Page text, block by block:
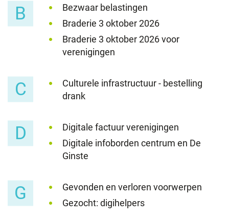
B
Bezwaar belastingen
Braderie 3 oktober 2026
Braderie 3 oktober 2026 voor
verenigingen
C
Culturele infrastructuur - bestelling
drank
D
Digitale factuur verenigingen
Digitale infoborden centrum en De
Ginste
G
Gevonden en verloren voorwerpen
Gezocht: digihelpers